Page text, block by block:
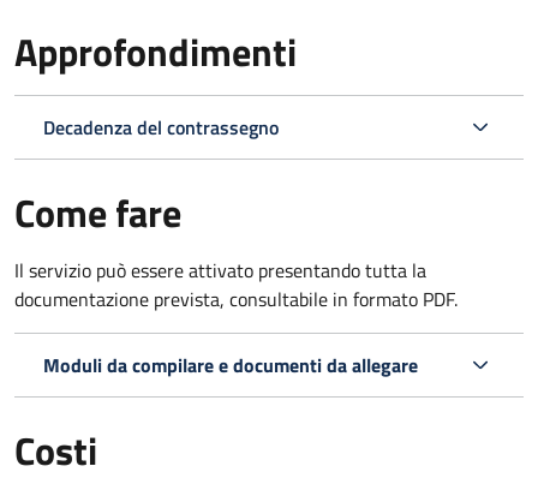
Approfondimenti
Decadenza del contrassegno
Come fare
Il servizio può essere attivato presentando tutta la
documentazione prevista, consultabile in formato PDF.
Moduli da compilare e documenti da allegare
Costi